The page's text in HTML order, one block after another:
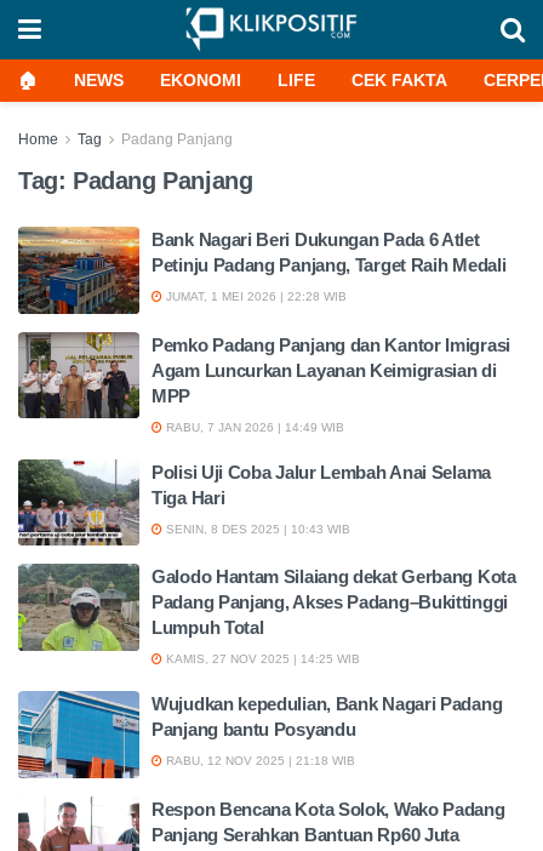
🏠 NEWS EKONOMI LIFE CEK FAKTA
Home Tag Padang Panjang
Tag: Padang Panjang
Bank Nagari Beri Dukungan Pada 6 Atlet
Petinju Padang Panjang, Target Raih Medali
JUMAT, 1 MEI 2026 | 22:28 WIB
Pemko Padang Panjang dan Kantor Imigrasi
Agam Luncurkan Layanan Keimigrasian di
MPP
RABU, 7 JAN 2026 | 14:49 WIB
Polisi Uji Coba Jalur Lembah Anai Selama
Tiga Hari
SENIN, 8 DES 2025 | 10:43 WIB
Galodo Hantam Silaiang dekat Gerbang Kota
Padang Panjang, Akses Padang–Bukittinggi
Lumpuh Total
KAMIS, 27 NOV 2025 | 14:25 WIB
Wujudkan kepedulian, Bank Nagari Padang
Panjang bantu Posyandu
RABU, 12 NOV 2025 | 21:18 WIB
Respon Bencana Kota Solok, Wako Padang
Panjang Serahkan Bantuan Rp60 Juta